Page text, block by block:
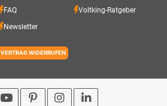
FAQ Voltking-Ratgeber
Newsletter
VERTRAG WIDERRUFEN